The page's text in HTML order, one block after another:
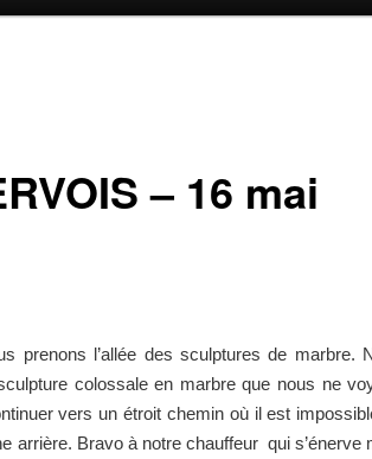
– 16 mai
prenons l’allée des sculptures de marbre.
colossale en marbre que nous ne
vers un étroit chemin où il est
arrière. Bravo à notre chauffeur qui s’énerve